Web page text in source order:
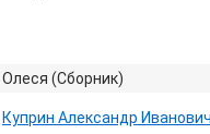
Олеся (Сборник)
Куприн Александр Иванович